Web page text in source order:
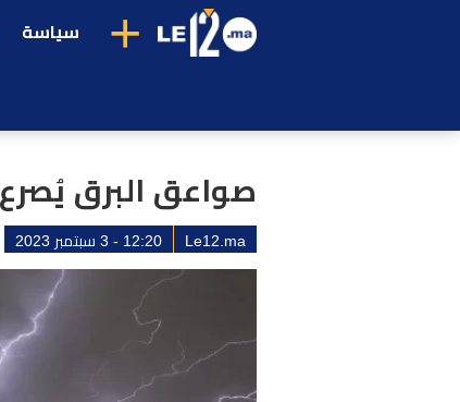
+ سياسة
صواعق البرق يُصرع 10 أشخاص شرق الهند
Le12.ma 12:20 - 3 سبتمبر 2023